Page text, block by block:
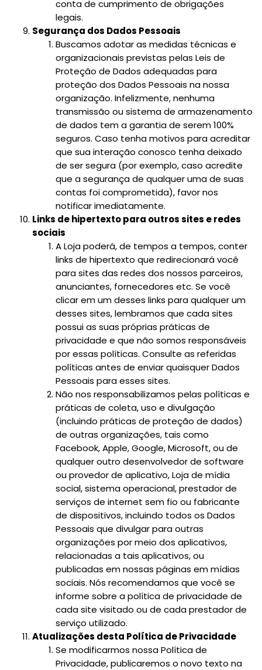
conta de cumprimento de obrigações
legais.
Segurança dos Dados Pessoais
Buscamos adotar as medidas técnicas e
organizacionais previstas pelas Leis de
Proteção de Dados adequadas para
proteção dos Dados Pessoais na nossa
organização. Infelizmente, nenhuma
transmissão ou sistema de armazenamento
de dados tem a garantia de serem 100%
seguros. Caso tenha motivos para acreditar
que sua interação conosco tenha deixado
de ser segura (por exemplo, caso acredite
que a segurança de qualquer uma de suas
contas foi comprometida), favor nos
notificar imediatamente.
Links de hipertexto para outros sites e redes
sociais
A Loja poderá, de tempos a tempos, conter
links de hipertexto que redirecionará você
para sites das redes dos nossos parceiros,
anunciantes, fornecedores etc. Se você
clicar em um desses links para qualquer um
desses sites, lembramos que cada sites
possui as suas próprias práticas de
privacidade e que não somos responsáveis
por essas políticas. Consulte as referidas
políticas antes de enviar quaisquer Dados
Pessoais para esses sites.
Não nos responsabilizamos pelas políticas e
práticas de coleta, uso e divulgação
(incluindo práticas de proteção de dados)
de outras organizações, tais como
Facebook, Apple, Google, Microsoft, ou de
qualquer outro desenvolvedor de software
ou provedor de aplicativo, Loja de mídia
social, sistema operacional, prestador de
serviços de internet sem fio ou fabricante
de dispositivos, incluindo todos os Dados
Pessoais que divulgar para outras
organizações por meio dos aplicativos,
relacionadas a tais aplicativos, ou
publicadas em nossas páginas em mídias
sociais. Nós recomendamos que você se
informe sobre a política de privacidade de
cada site visitado ou de cada prestador de
serviço utilizado.
Atualizações desta Política de Privacidade
Se modificarmos nossa Política de
Privacidade, publicaremos o novo texto na